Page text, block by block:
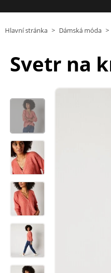
Hlavní stránka > Dámská móda >
Svetr na